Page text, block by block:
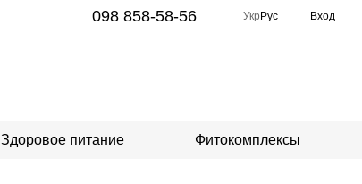
098 858-58-56 Укр Рус Вход
Здоровое питание Фитокомплексы